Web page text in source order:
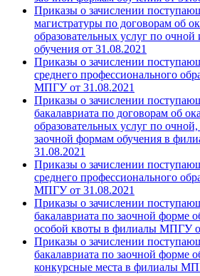
Приказы о зачислении
магистратуры по договорам об
образовательных услуг по
обучения от 31.08.2021
Приказы о зачислении
среднего профессионального
МПГУ от 31.08.2021
Приказы о зачислении
бакалавриата по договорам об
образовательных услуг по
заочной формам обучения в
31.08.2021
Приказы о зачислении
среднего профессионального
МПГУ от 31.08.2021
Приказы о зачислении
бакалавриата по заочной форме
особой квоты в филиалы МПГУ
Приказы о зачислении
бакалавриата по заочной форме
конкурсные места в филиалы